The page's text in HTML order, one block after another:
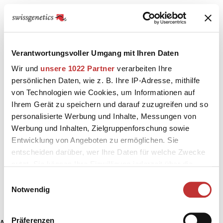
Verantwortungsvoller Umgang mit Ihren Daten
Wir und unsere 1022 Partner verarbeiten Ihre
persönlichen Daten, wie z. B. Ihre IP-Adresse, mithilfe
von Technologien wie Cookies, um Informationen auf
Ihrem Gerät zu speichern und darauf zuzugreifen und so
personalisierte Werbung und Inhalte, Messungen von
Werbung und Inhalten, Zielgruppenforschung sowie
Entwicklung von Angeboten zu ermöglichen. Sie
entscheiden darüber, wer Ihre Daten für welche Zwecke
Trigger Symbol ändern oder widerrufen
Notwendig
Präferenzen